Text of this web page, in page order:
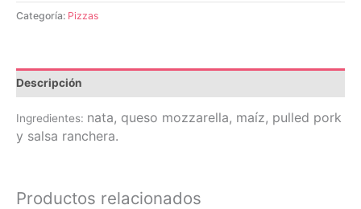
Categoría: Pizzas
Descripción
Ingredientes: nata, queso mozzarella, maíz, pulled pork
y salsa ranchera.
Productos relacionados